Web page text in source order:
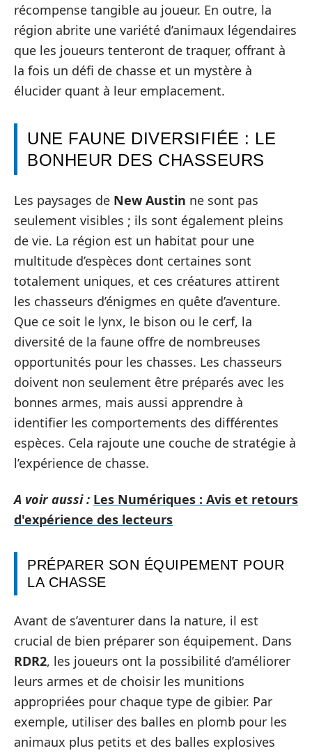
récompense tangible au joueur. En outre, la
région abrite une variété d’animaux légendaires
que les joueurs tenteront de traquer, offrant à
la fois un défi de chasse et un mystère à
élucider quant à leur emplacement.
UNE FAUNE DIVERSIFIÉE : LE
BONHEUR DES CHASSEURS
Les paysages de New Austin ne sont pas
seulement visibles ; ils sont également pleins
de vie. La région est un habitat pour une
multitude d’espèces dont certaines sont
totalement uniques, et ces créatures attirent
les chasseurs d’énigmes en quête d’aventure.
Que ce soit le lynx, le bison ou le cerf, la
diversité de la faune offre de nombreuses
opportunités pour les chasses. Les chasseurs
doivent non seulement être préparés avec les
bonnes armes, mais aussi apprendre à
identifier les comportements des différentes
espèces. Cela rajoute une couche de stratégie à
l’expérience de chasse.
A voir aussi : Les Numériques : Avis et retours
d'expérience des lecteurs
PRÉPARER SON ÉQUIPEMENT POUR
LA CHASSE
Avant de s’aventurer dans la nature, il est
crucial de bien préparer son équipement. Dans
RDR2, les joueurs ont la possibilité d’améliorer
leurs armes et de choisir les munitions
appropriées pour chaque type de gibier. Par
exemple, utiliser des balles en plomb pour les
animaux plus petits et des balles explosives